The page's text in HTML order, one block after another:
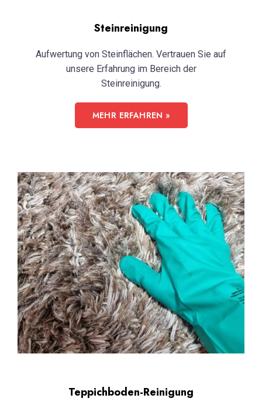
Steinreinigung
Aufwertung von Steinflächen. Vertrauen Sie auf
unsere Erfahrung im Bereich der
Steinreinigung.
MEHR ERFAHREN »
Teppichboden-Reinigung